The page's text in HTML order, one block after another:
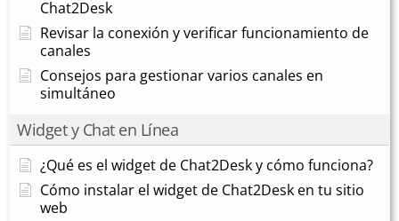
Chat2Desk
Revisar la conexión y verificar funcionamiento de
canales
Consejos para gestionar varios canales en
simultáneo
Widget y Chat en Línea
¿Qué es el widget de Chat2Desk y cómo funciona?
Cómo instalar el widget de Chat2Desk en tu sitio
web